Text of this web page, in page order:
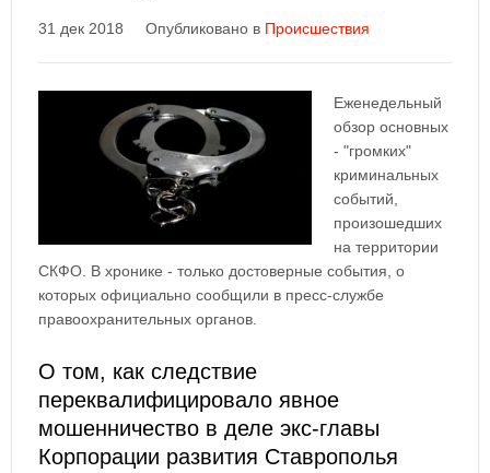
31 дек 2018 Опубликовано в Происшествия
Еженедельный
обзор основных
- "громких"
криминальных
событий,
произошедших
на территории
СКФО. В хронике - только достоверные события, о
которых официально сообщили в пресс-службе
правоохранительных органов.
О том, как следствие
переквалифицировало явное
мошенничество в деле экс-главы
Корпорации развития Ставрополья